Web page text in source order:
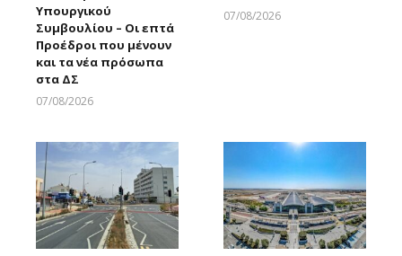
Υπουργικού
Συμβουλίου – Οι επτά
Προέδροι που μένουν
και τα νέα πρόσωπα
στα ΔΣ
07/08/2026
07/08/2026